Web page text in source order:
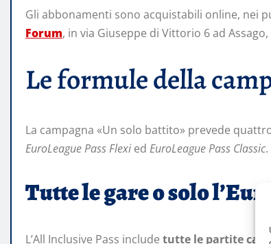
Gli abbonamenti sono acquistabili online, nei
Forum, in via Giuseppe di Vittorio 6 ad
Le formule della
La campagna «Un solo battito» prevede
EuroLeague Pass Flexi ed EuroLeague Pass Classic.
Tutte le gare o solo
L’All Inclusive Pass include tutte le partite